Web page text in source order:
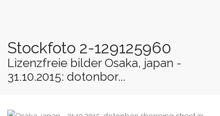
Stockfoto 2-129125960
Lizenzfreie bilder Osaka, japan -
31.10.2015: dotonbor...